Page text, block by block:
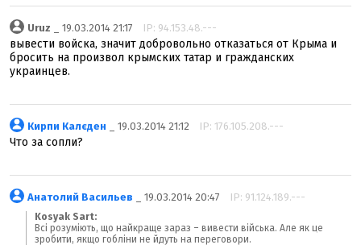
Uruz _ 19.03.2014 21:17 IP: 94.153.48.---
вывести войска, значит добровольно отказаться от Крыма и
бросить на произвол крымских татар и гражданских
украинцев.
Кирпи Калєден _ 19.03.2014 21:12 IP: 176.105.208.---
Что за сопли?
Анатолий Васильев _ 19.03.2014 20:47 IP: 91.124.189.---
Kosyak Sart:
Всі розуміють, що найкраще зараз – вивести війська. Але як це
зробити, якщо гобліни не йдуть на переговори.